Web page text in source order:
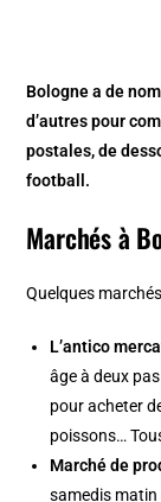
Bologne a de
d’autres pour
postales, de
football.
Marchés à
Quelques
L’antico
âge à deux
pour acheter
poissons…
Marché de
samedis matin